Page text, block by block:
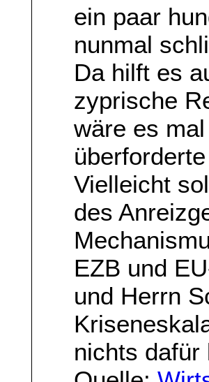
ein paar
nunmal
Da hilft es
zyprische
wäre es
Vielleicht
des
EZB und
und Herrn
nichts